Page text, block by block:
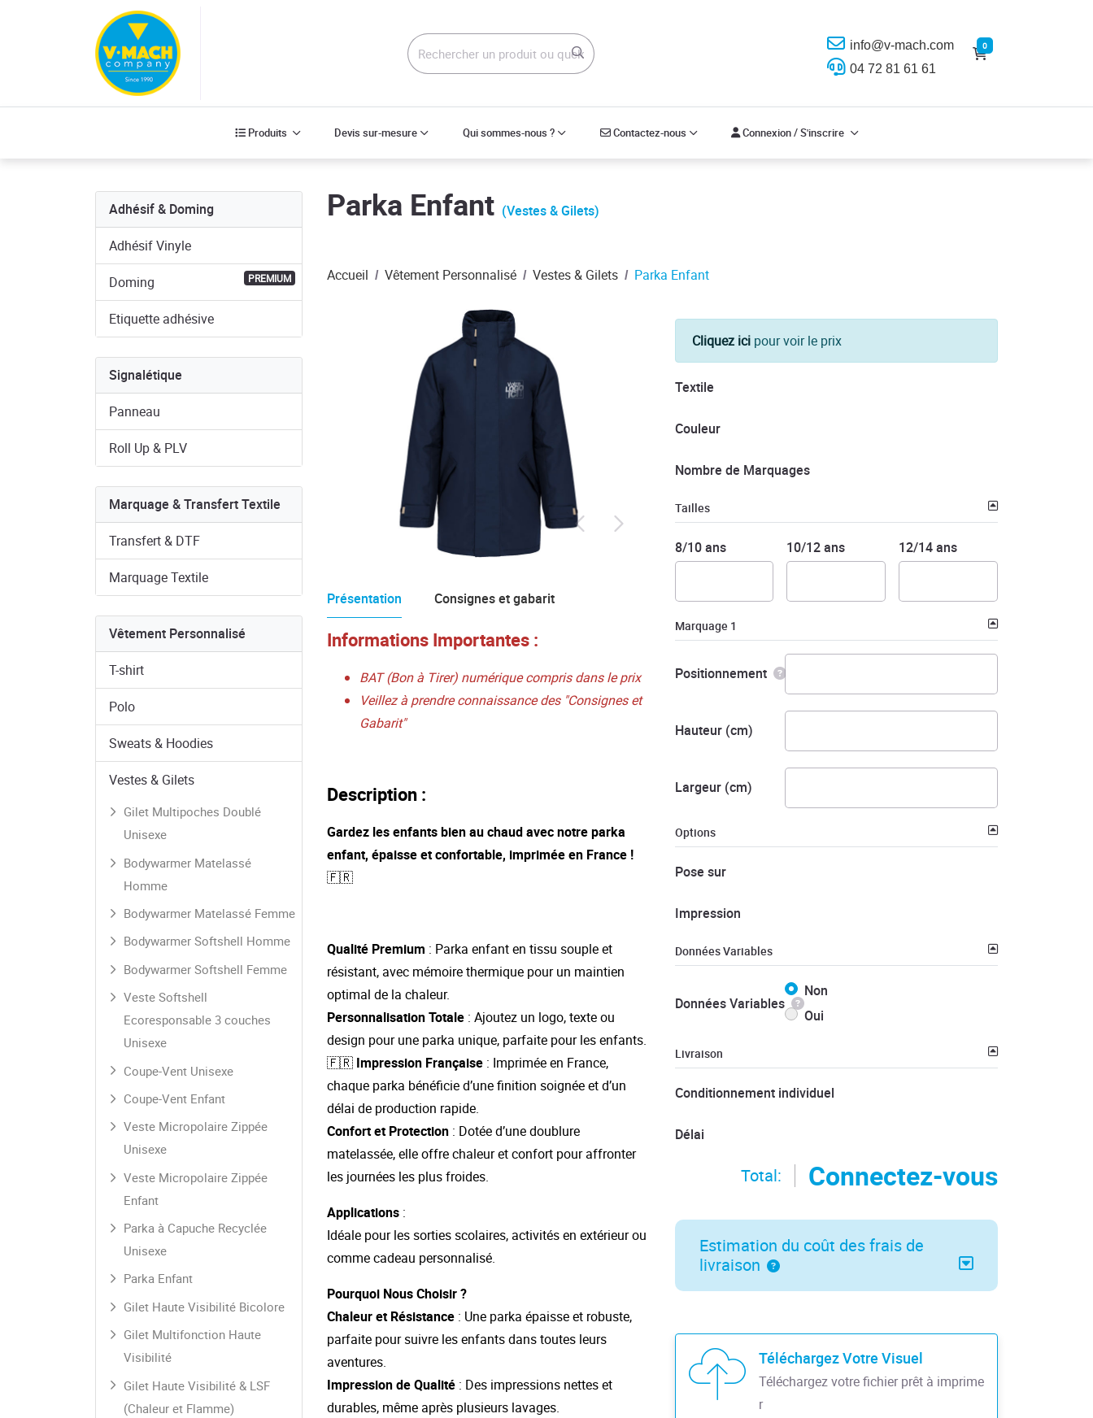
info@v-mach.com
04 72 81 61 61
0
Produits
Produits Devis sur-mesure Qui sommes-nous ? Contactez-nous
Contactez-nous Connexion / S'inscrire
Connexion / S'inscrire
Adhésif & Doming
Adhésif Vinyle
Doming PREMIUM
Etiquette adhésive
Signalétique
Panneau
Roll Up & PLV
Marquage & Transfert Textile
Transfert & DTF
Marquage Textile
Vêtement Personnalisé
T-shirt
Polo
Sweats & Hoodies
Vestes & Gilets
Gilet Multipoches Doublé
Unisexe
Bodywarmer Matelassé
Homme
Bodywarmer Matelassé Femme
Bodywarmer Softshell Homme
Bodywarmer Softshell Femme
Veste Softshell
Ecoresponsable 3 couches
Unisexe
Coupe-Vent Unisexe
Coupe-Vent Enfant
Veste Micropolaire Zippée
Unisexe
Veste Micropolaire Zippée
Enfant
Parka à Capuche Recyclée
Unisexe
Parka Enfant
Gilet Haute Visibilité Bicolore
Gilet Multifonction Haute
Visibilité
Gilet Haute Visibilité & LSF
(Chaleur et Flamme)
Parka Enfant (Vestes & Gilets)
Accueil Vêtement Personnalisé Vestes & Gilets Parka Enfant
Présentation Consignes et gabarit
Informations Importantes :
BAT (Bon à Tirer) numérique compris dans le prix
Veillez à prendre connaissance des "Consignes et
Gabarit"
Description :
Gardez les enfants bien au chaud avec notre parka
enfant, épaisse et confortable, imprimée en France !
🇫🇷
Qualité Premium : Parka enfant en tissu souple et
résistant, avec mémoire thermique pour un maintien
optimal de la chaleur.
Personnalisation Totale : Ajoutez un logo, texte ou
design pour une parka unique, parfaite pour les enfants.
🇫🇷 Impression Française : Imprimée en France,
chaque parka bénéficie d’une finition soignée et d’un
délai de production rapide.
Confort et Protection : Dotée d’une doublure
matelassée, elle offre chaleur et confort pour affronter
les journées les plus froides.
Applications :
Idéale pour les sorties scolaires, activités en extérieur ou
comme cadeau personnalisé.
Pourquoi Nous Choisir ?
Chaleur et Résistance : Une parka épaisse et robuste,
parfaite pour suivre les enfants dans toutes leurs
aventures.
Impression de Qualité : Des impressions nettes et
durables, même après plusieurs lavages.
Cliquez icipour voir le prix
Textile
Couleur
Nombre de Marquages
Tailles
8/10 ans 10/12 ans 12/14 ans
Marquage 1
Positionnement
Hauteur (cm)
Largeur (cm)
Options
Pose sur
Impression
Données Variables
Données Variables
Non
Oui
Livraison
Conditionnement individuel
Délai
Total: Connectez-vous
Estimation du coût des frais de
livraison
Téléchargez Votre Visuel
Téléchargez votre fichier prêt à imprime
r